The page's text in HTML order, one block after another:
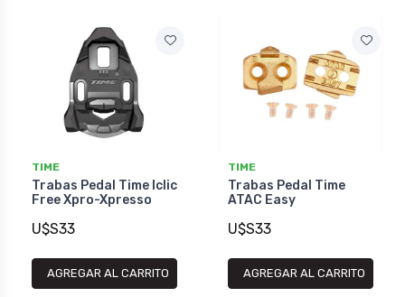
TIME
Trabas Pedal Time Iclic
Free Xpro-Xpresso
U$S33
AGREGAR AL CARRITO
TIME
Trabas Pedal Time
ATAC Easy
U$S33
AGREGAR AL CARRITO